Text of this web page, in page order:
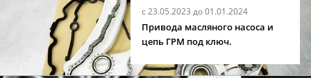
с 23.05.2023 до 01.01.2024
Привода масляного насоса и
цепь ГРМ под ключ.